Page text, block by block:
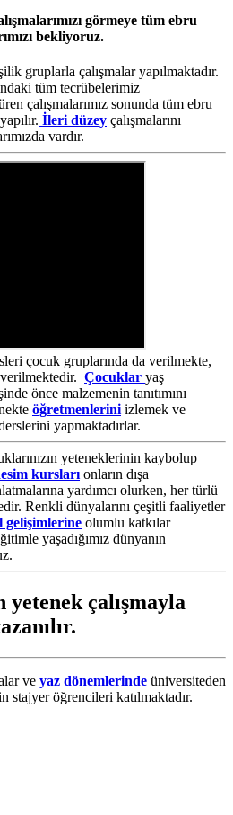
görmeye tüm ebru
bekliyoruz.
gruplarla çalışmalar yapılmaktadır.
tüm tecrübelerimiz
çalışmalarımız sonunda tüm ebru
İleri düzey çalışmalarını
vardır.
çocuk gruplarında da verilmekte,
Çocuklar yaş
önce malzemenin tanıtımını
öğretmenlerini izlemek ve
yapmaktadırlar.
yeteneklerinin kaybolup
kursları onların dışa
yardımcı olurken, her türlü
Renkli dünyalarını çeşitli faaliyetler
gelişimlerine olumlu katkılar
yaşadığımız dünyanın
yetenek çalışmayla
ve yaz dönemlerinde üniversiteden
stajyer öğrencileri katılmaktadır.